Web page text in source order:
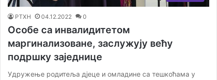
РТХН 04.12.2022 0
Особе са инвалидитетом
маргинализоване, заслужују већу
подршку заједнице
Удружење родитеља дјеце и омладине са тешкоћама у